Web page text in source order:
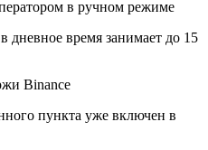
в ручном режиме
дневное время занимает до 15
Binance
пункта уже включен в